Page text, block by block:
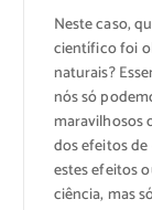
Neste caso,
científico foi
naturais?
nós só
maravilhosos
dos efeitos
estes efeitos
ciência, mas